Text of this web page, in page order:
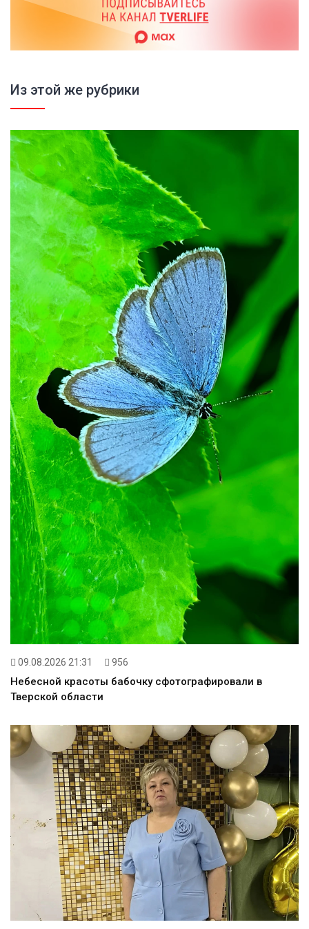
Из этой же рубрики
09.08.2026 21:31 956
Небесной красоты бабочку сфотографировали в
Тверской области